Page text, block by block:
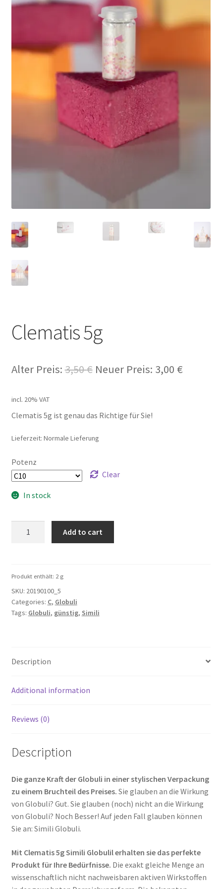
Clematis 5g
Alter Preis: 3,50€ Neuer Preis: 3,00 €
incl. 20% VAT
Clematis 5g ist genau das Richtige für Sie!
Lieferzeit: Normale Lieferung
Potenz
Clear
In stock
Add to cart
Produkt enthält: 2 g
SKU: 20190100_5
Categories: C, Globuli
Tags: Globuli, günstig, Simili
Description
Additional information
Reviews (0)
Description
Die ganze Kraft der Globuli in einer stylischen Verpackung
zu einem Bruchteil des Preises. Sie glauben an die Wirkung
von Globuli? Gut. Sie glauben (noch) nicht an die Wirkung
von Globuli? Noch Besser! Auf jeden Fall glauben können
Sie an: Simili Globuli.
Mit Clematis 5g Simili Globulil erhalten sie das perfekte
Produkt für Ihre Bedürfnisse. Die exakt gleiche Menge an
wissenschaftlich nicht nachweisbaren aktiven Wirkstoffen